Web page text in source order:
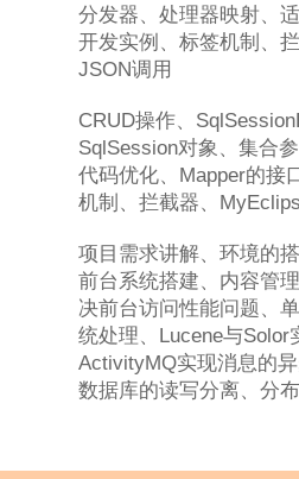
分发器、处理器映射、
开发实例、标签机制、
JSON调用
CRUD操作、
SqlSession对象、集合
代码优化、Mapper的接
机制、拦截器、
项目需求讲解、环境的
前台系统搭建、内容管
决前台访问性能问题、
统处理、Lucene与Solor
ActivityMQ实现消息的
数据库的读写分离、分